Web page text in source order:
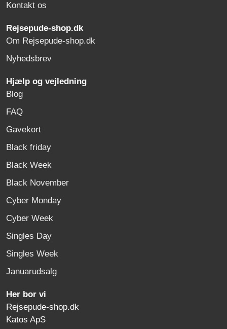
Kontakt os
Rejsepude-shop.dk
Om Rejsepude-shop.dk
Nyhedsbrev
Hjælp og vejledning
Blog
FAQ
Gavekort
Black friday
Black Week
Black November
Cyber Monday
Cyber Week
Singles Day
Singles Week
Januarudsalg
Her bor vi
Rejsepude-shop.dk
Katos ApS